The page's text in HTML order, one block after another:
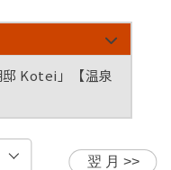
ます。
珈琲、小さなスイーツ
でおくつろぎくださ
キャンドルが揺れる幻
Kotei」【温泉